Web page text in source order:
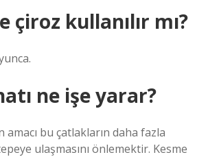
çiroz kullanılır mı?
ne işe yarar?
amacı bu çatlakların daha fazla
ulaşmasını önlemektir. Kesme